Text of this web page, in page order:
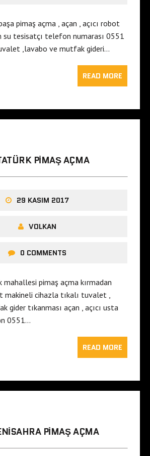
pimaş açma , açan , açıcı robot
su tesisatçı telefon numarası 0551
,lavabo ve mutfak gideri…
READ MORE
PIMAŞ AÇMA
29 KASIM 2017
VOLKAN
0 COMMENTS
pimaş açma kırmadan
makineli cihazla tıkalı tuvalet ,
gider tıkanması açan , açıcı usta
0551…
READ MORE
PIMAŞ AÇMA